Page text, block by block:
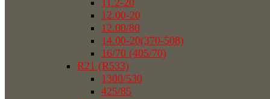
11.2-20
12.00-20
12.00/80
14.00-20(370-508)
16/70 (405/70)
R21 (R533)
1300/530
425/85